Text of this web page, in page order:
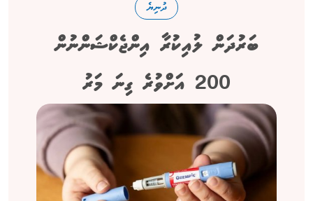
ދުނިޔެ
ބަރުދަން ލުއިކުރާ އިންޖެކްޝަންނުން
200 އަށްވުރެ ގިނަ މަރު